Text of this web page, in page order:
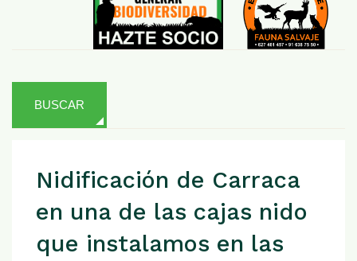
BUSCAR
Nidificación de Carraca
en una de las cajas nido
que instalamos en las